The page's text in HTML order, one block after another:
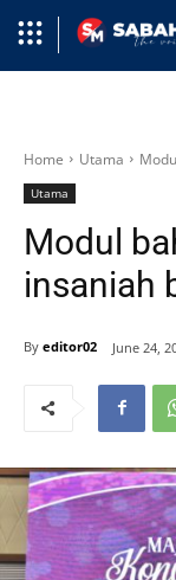
Home Utama
Utama
Modul
insaniah
By editor02 June 24,